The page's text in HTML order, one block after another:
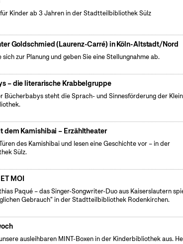
Kinder ab 3 Jahren in der Stadtteilbibliothek Sülz
Goldschmied (Laurenz-Carré) in Köln-Altstadt/Nord
sich zur Planung und geben Sie eine Stellungnahme ab.
– die literarische Krabbelgruppe
Bücherbabys steht die Sprach- und Sinnesförderung der
dem Kamishibai – Erzähltheater
des Kamishibai und lesen eine Geschichte vor – in der
Sülz.
MOI
Paqué – das Singer-Songwriter-Duo aus Kaiserslautern
Gebrauch" in der Stadtteilbibliothek Rodenkirchen.
ausleihbaren MINT-Boxen in der Kinderbibliothek aus.